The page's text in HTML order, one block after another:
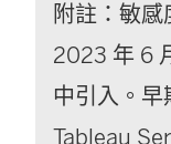
附註：敏
2023 年 6
中引入。
Tableau